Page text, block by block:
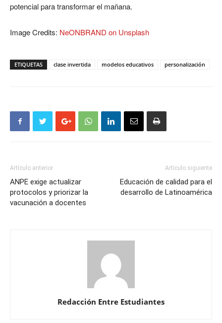
potencial para transformar el mañana.
Image Credits: NeONBRAND on Unsplash
ETIQUETAS clase invertida modelos educativos personalización
Artículo anterior
ANPE exige actualizar
protocolos y priorizar la
vacunación a docentes
Artículo siguiente
Educación de calidad para el
desarrollo de Latinoamérica
Redacción Entre Estudiantes